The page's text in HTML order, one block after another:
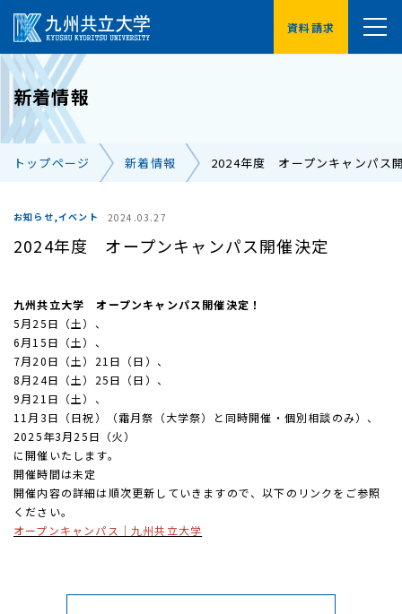
資料請求
受験生の方へ
卒業生の方へ 保護者の方へ
企業・地域の方へ
お問い合わせ一覧
新着情報
トップページ 新着情報 2024年度 オープンキャンパス
お知らせ,イベント 2024.03.27
2024年度 オープンキャンパス開催決定
九州共立大学 オープンキャンパス開催決定！
5月25日（土）、
6月15日（土）、
7月20日（土）21日（日）、
8月24日（土）25日（日）、
9月21日（土）、
11月3日（日祝）（霜月祭（大学祭）と同時開催・個別相談のみ）、
2025年3月25日（火）
に開催いたします。
開催時間は未定
開催内容の詳細は順次更新していきますので、以下のリンクをご参照
ください。
オープンキャンパス｜九州共立大学